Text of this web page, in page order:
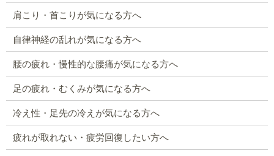
肩こり・首こりが気になる方へ
自律神経の乱れが気になる方へ
腰の疲れ・慢性的な腰痛が気になる方へ
足の疲れ・むくみが気になる方へ
冷え性・足先の冷えが気になる方へ
疲れが取れない・疲労回復したい方へ